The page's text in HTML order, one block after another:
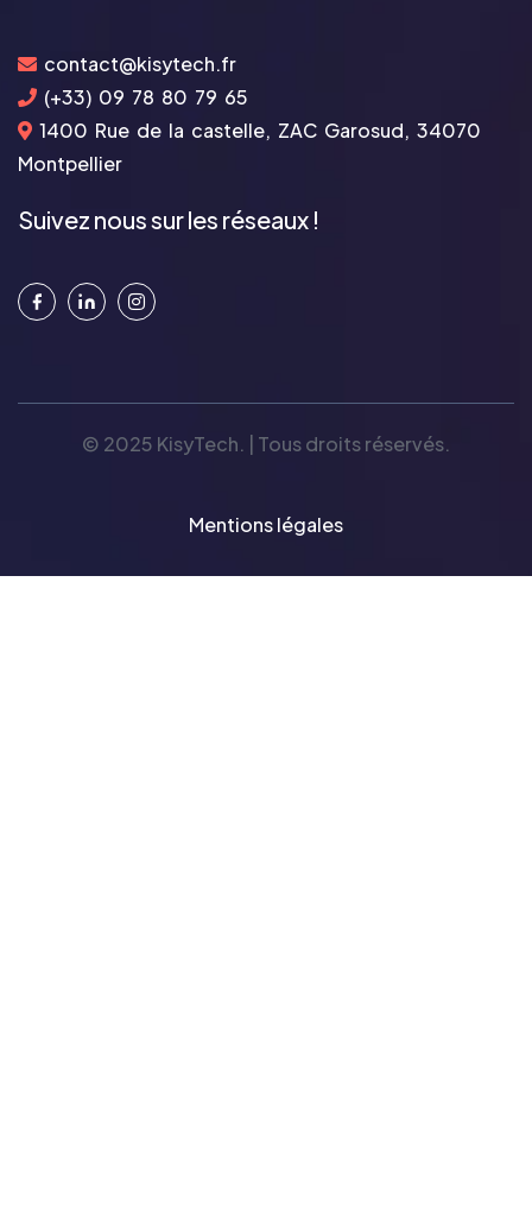
contact@kisytech.fr
(+33) 09 78 80 79 65
1400 Rue de la castelle, ZAC Garosud, 34070
Montpellier
Suivez nous sur les réseaux !
© 2025 KisyTech. | Tous droits réservés.
Mentions légales